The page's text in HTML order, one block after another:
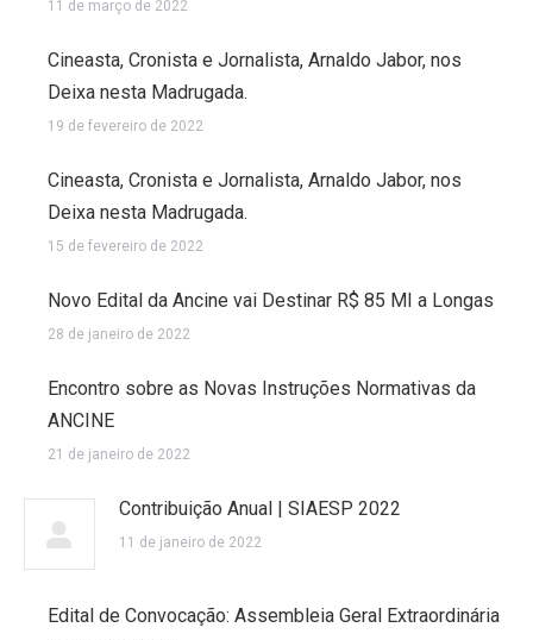
11 de março de 2022
Cineasta, Cronista e Jornalista, Arnaldo Jabor, nos
Deixa nesta Madrugada.
19 de fevereiro de 2022
Cineasta, Cronista e Jornalista, Arnaldo Jabor, nos
Deixa nesta Madrugada.
15 de fevereiro de 2022
Novo Edital da Ancine vai Destinar R$ 85 MI a Longas
28 de janeiro de 2022
Encontro sobre as Novas Instruções Normativas da
ANCINE
21 de janeiro de 2022
Contribuição Anual | SIAESP 2022
11 de janeiro de 2022
Edital de Convocação: Assembleia Geral Extraordinária